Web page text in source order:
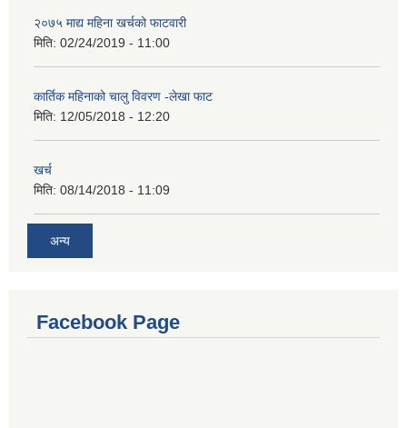
२०७५ माद्य महिना खर्चको फाटवारी
मिति: 02/24/2019 - 11:00
कार्तिक महिनाको चालु विवरण -लेखा फाट
मिति: 12/05/2018 - 12:20
खर्च
मिति: 08/14/2018 - 11:09
अन्य
Facebook Page